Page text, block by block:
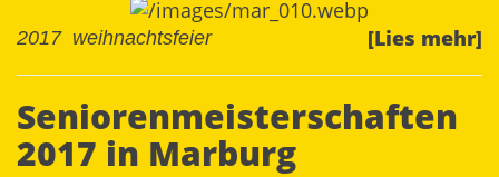
[Lies mehr]
2017 weihnachtsfeier
Seniorenmeisterschaften
2017 in Marburg